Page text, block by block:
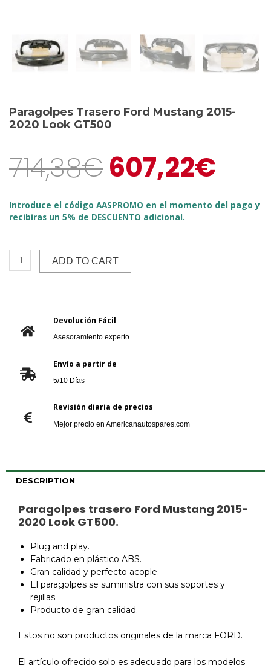
Paragolpes Trasero Ford Mustang 2015-
2020 Look GT500
714,38€607,22€
Introduce el código AASPROMO en el momento del pago y
recibiras un 5% de DESCUENTO adicional.
ADD TO CART
Devolución Fácil
Asesoramiento experto
Envío a partir de
5/10 Días
Revisión diaria de precios
Mejor precio en Americanautospares.com
DESCRIPTION
Paragolpes trasero Ford Mustang 2015-
2020 Look GT500.
Plug and play.
Fabricado en plástico ABS.
Gran calidad y perfecto acople.
El paragolpes se suministra con sus soportes y
rejillas.
Producto de gran calidad.
Estos no son productos originales de la marca FORD.
El artículo ofrecido solo es adecuado para los modelos